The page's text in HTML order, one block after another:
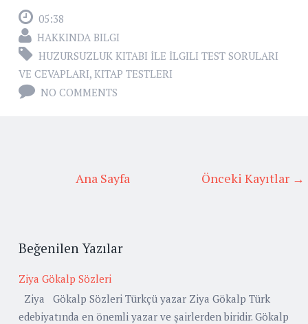
05:38
HAKKINDA BILGI
HUZURSUZLUK KITABI İLE İLGILI TEST SORULARI
VE CEVAPLARI, KITAP TESTLERI
NO COMMENTS
Önceki Kayıtlar →
Ana Sayfa
Beğenilen Yazılar
Ziya Gökalp Sözleri
Ziya Gökalp Sözleri Türkçü yazar Ziya Gökalp Türk
edebiyatında en önemli yazar ve şairlerden biridir. Gökalp